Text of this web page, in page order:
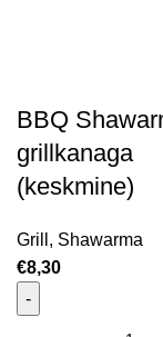
BBQ
grillkanaga
(keskmine)
Grill , Shawarma
€8,30
BBQ Shawarma